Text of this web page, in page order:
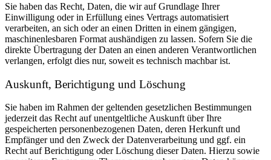
Sie haben das Recht, Daten, die wir auf Grundlage Ihrer
Einwilligung oder in Erfüllung eines Vertrags automatisiert
verarbeiten, an sich oder an einen Dritten in einem gängigen,
maschinenlesbaren Format aushändigen zu lassen. Sofern Sie die
direkte Übertragung der Daten an einen anderen Verantwortlichen
verlangen, erfolgt dies nur, soweit es technisch machbar ist.
Auskunft, Berichtigung und Löschung
Sie haben im Rahmen der geltenden gesetzlichen Bestimmungen
jederzeit das Recht auf unentgeltliche Auskunft über Ihre
gespeicherten personenbezogenen Daten, deren Herkunft und
Empfänger und den Zweck der Datenverarbeitung und ggf. ein
Recht auf Berichtigung oder Löschung dieser Daten. Hierzu sowie